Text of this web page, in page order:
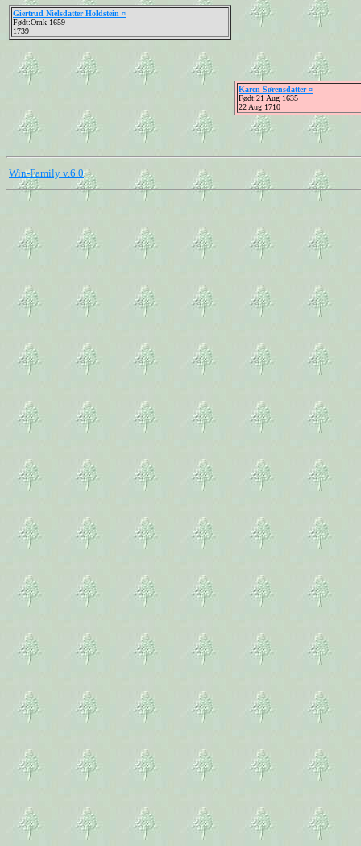
Giertrud Nielsdatter Holdstein ¤
Født:Omk 1659
1739
Karen Sørensdatter ¤
Født:21 Aug 1635
22 Aug 1710
Win-Family v.6.0